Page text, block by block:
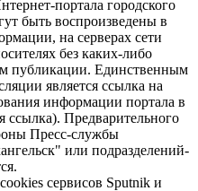
портала городского
быть воспроизведены в
на серверах сети
без каких-либо
публикации. Единственным
является ссылка на
информации портала в
ссылка). Предварительного
Пресс-службы
или подразделений-
сервисов Sputnik и